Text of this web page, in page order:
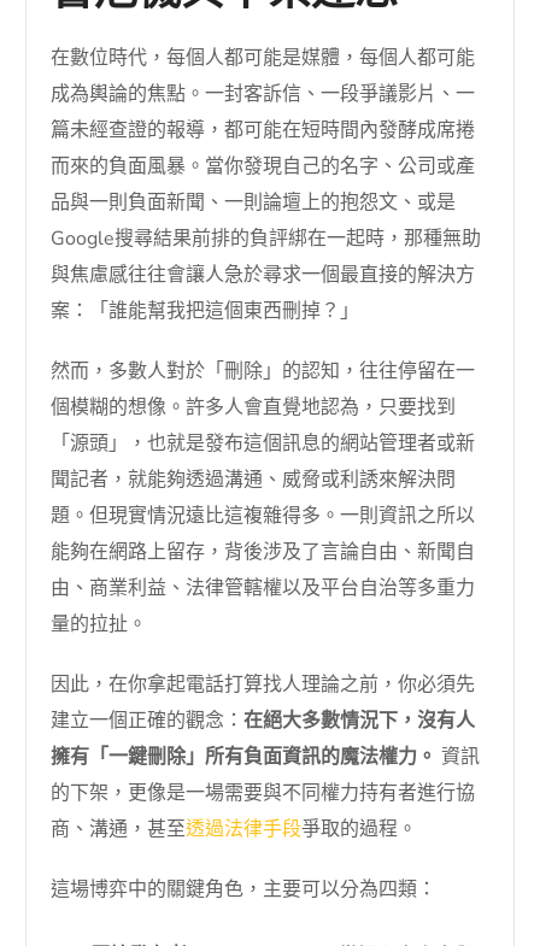
在數位時代，每個人都可能是媒體，每個人都可能
成為輿論的焦點。一封客訴信、一段爭議影片、一
篇未經查證的報導，都可能在短時間內發酵成席捲
而來的負面風暴。當你發現自己的名字、公司或產
品與一則負面新聞、一則論壇上的抱怨文、或是
Google搜尋結果前排的負評綁在一起時，那種無助
與焦慮感往往會讓人急於尋求一個最直接的解決方
案：「誰能幫我把這個東西刪掉？」
然而，多數人對於「刪除」的認知，往往停留在一
個模糊的想像。許多人會直覺地認為，只要找到
「源頭」，也就是發布這個訊息的網站管理者或新
聞記者，就能夠透過溝通、威脅或利誘來解決問
題。但現實情況遠比這複雜得多。一則資訊之所以
能夠在網路上留存，背後涉及了言論自由、新聞自
由、商業利益、法律管轄權以及平台自治等多重力
量的拉扯。
因此，在你拿起電話打算找人理論之前，你必須先
建立一個正確的觀念：在絕大多數情況下，沒有人
擁有「一鍵刪除」所有負面資訊的魔法權力。 資訊
的下架，更像是一場需要與不同權力持有者進行協
商、溝通，甚至透過法律手段爭取的過程。
這場博弈中的關鍵角色，主要可以分為四類：